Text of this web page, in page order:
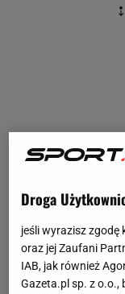
Droga
jeśli wyrazisz zgodę
oraz jej Zaufani
IAB, jak również
Gazeta.pl sp. z o.o.,